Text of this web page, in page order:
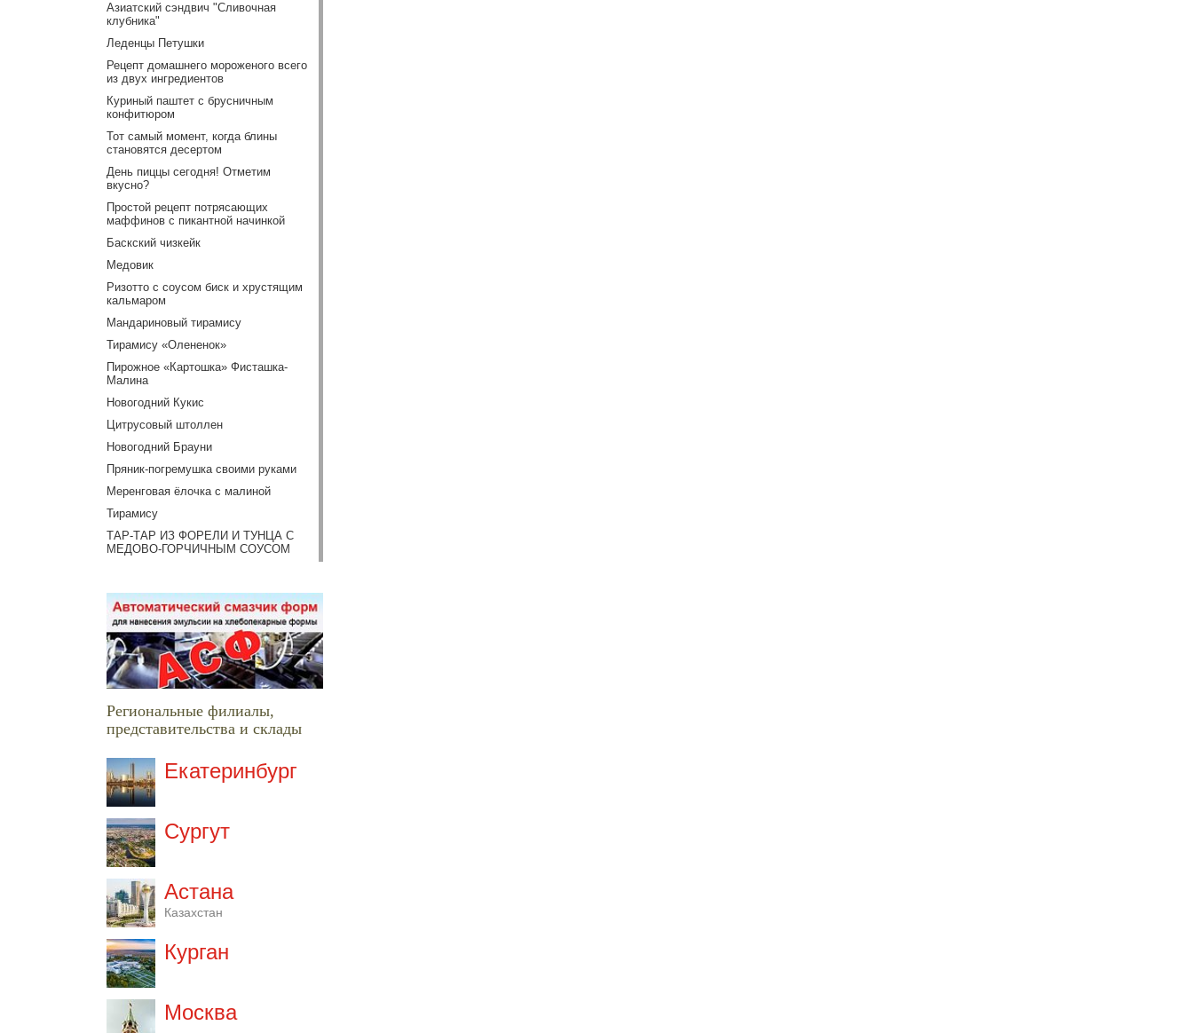
Азиатский сэндвич "Сливочная
клубника"
Леденцы Петушки
Рецепт домашнего мороженого всего
из двух ингредиентов
Куриный паштет с брусничным
конфитюром
Тот самый момент, когда блины
становятся десертом
День пиццы сегодня! Отметим
вкусно?
Простой рецепт потрясающих
маффинов с пикантной начинкой
Баскский чизкейк
Медовик
Ризотто с соусом биск и хрустящим
кальмаром
Мандариновый тирамису
Тирамису «Олененок»
Пирожное «Картошка» Фисташка-
Малина
Новогодний Кукис
Цитрусовый штоллен
Новогодний Брауни
Пряник-погремушка своими руками
Меренговая ёлочка с малиной
Тирамису
ТАР-ТАР ИЗ ФОРЕЛИ И ТУНЦА С
МЕДОВО-ГОРЧИЧНЫМ СОУСОМ
Региональные филиалы,
представительства и склады
Екатеринбург
Сургут
Астана
Казахстан
Курган
Москва